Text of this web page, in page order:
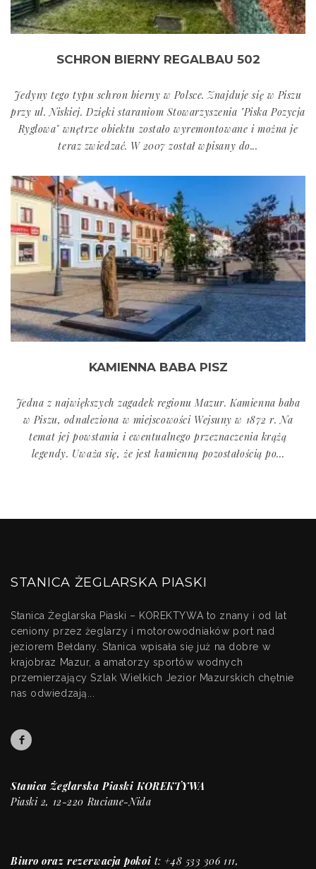
SCHRON BIERNY REGALBAU 502
Jedyny tego typu schron bierny w Polsce. Znajduje się w Piszu
przy ul. Niskiej. Dzięki staraniom Stowarzyszenia "Piska Pozycja
Ryglowa" wnętrze obiektu zostało wyremontowane i można je
teraz zwiedzać. W 2007 został wpisany do...
KAMIENNA BABA PISZ
Jedna z największych zagadek regionu Mazur. Kamienna baba
w Piszu, odnaleziona w miejscowości Wejsuny w 1872 r. Na
temat jej powstania i ewentualnego przeznaczenia krążą
legendy. Uważa się, że jest kamienną pozostałością po...
STANICA ŻEGLARSKA PIASKI
Stanica Żeglarska Piaski – KOREKTYWA to znany i od lat
ceniony przez żeglarzy i motorowodniaków port nad
jeziorem Bełdany. Stanica wpisała się już na dobre w
krajobraz Mazur, a amatorzy sportów wodnych
przemierzający Szlak Wielkich Jezior Mazurskich chętnie
nas odwiedzają...
Stanica Żeglarska Piaski KOREKTYWA
Piaski 2, 12-220 Ruciane-Nida
Biuro oraz rezerwacja pokoi t: +48 533 306 111,